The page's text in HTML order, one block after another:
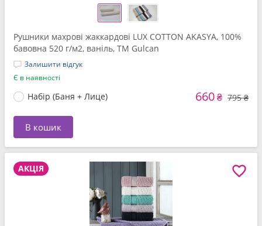
Рушники махрові жаккардові LUX COTTON AKASYA, 100%
бавовна 520 г/м2, ваніль, ТМ Gulcan
Залишити відгук
Є в наявності
Набір (Баня + Лице) 660₴ 795 ₴
В кошик
АКЦІЯ